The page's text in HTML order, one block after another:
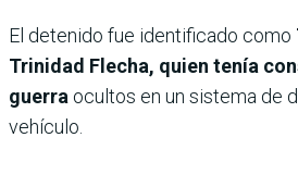
El detenido fue identificado como
Trinidad Flecha, quien tenía
guerra ocultos en un sistema de
vehículo.